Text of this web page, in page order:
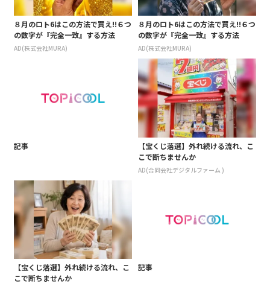
８月のロト6はこの方法で買え!!６つ
の数字が『完全一致』する方法
AD(株式会社MURA)
８月のロト6はこの方法で買え!!６つ
の数字が『完全一致』する方法
AD(株式会社MURA)
記事
【宝くじ落選】外れ続ける流れ、こ
こで断ちませんか
AD(合同会社デジタルファーム )
【宝くじ落選】外れ続ける流れ、こ
こで断ちませんか
記事